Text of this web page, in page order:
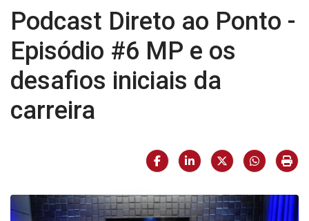
Podcast Direto ao Ponto -
Episódio #6 MP e os
desafios iniciais da
carreira
FacebookLinkedInX (formerly